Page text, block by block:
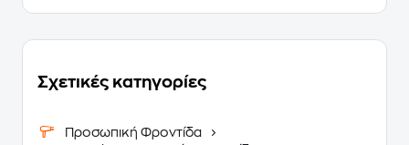
Σχετικές κατηγορίες
Προσωπική Φροντίδα